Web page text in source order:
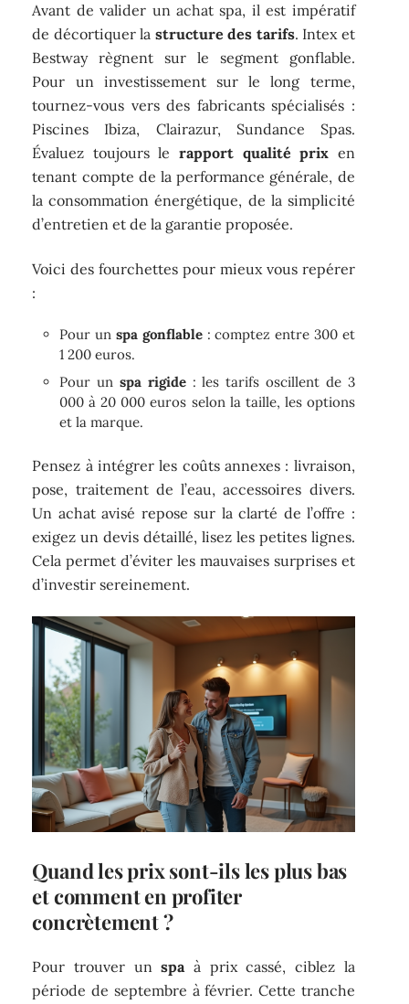
Avant de valider un achat spa, il est impératif
de décortiquer la structure des tarifs. Intex et
Bestway règnent sur le segment gonflable.
Pour un investissement sur le long terme,
tournez-vous vers des fabricants spécialisés :
Piscines Ibiza, Clairazur, Sundance Spas.
Évaluez toujours le rapport qualité prix en
tenant compte de la performance générale, de
la consommation énergétique, de la simplicité
d’entretien et de la garantie proposée.
Voici des fourchettes pour mieux vous repérer
:
Pour un spa gonflable: comptez entre 300 et
1 200 euros.
Pour un spa rigide: les tarifs oscillent de 3
000 à 20 000 euros selon la taille, les options
et la marque.
Pensez à intégrer les coûts annexes : livraison,
pose, traitement de l’eau, accessoires divers.
Un achat avisé repose sur la clarté de l’offre :
exigez un devis détaillé, lisez les petites lignes.
Cela permet d’éviter les mauvaises surprises et
d’investir sereinement.
Quand les prix sont-ils les plus bas
et comment en profiter
concrètement ?
Pour trouver unspaà prix cassé, ciblez la
période de septembre à février. Cette tranche